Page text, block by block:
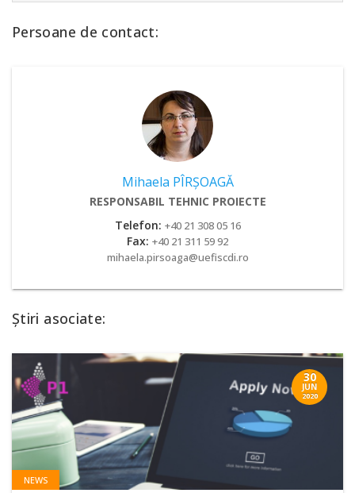
Persoane de contact:
Mihaela PÎRŞOAGĂ
RESPONSABIL TEHNIC PROIECTE
Telefon: +40 21 308 05 16
Fax: +40 21 311 59 92
mihaela.pirsoaga@uefiscdi.ro
Știri asociate:
30
JUN
2020
NEWS